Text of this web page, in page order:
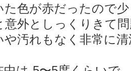
た色が赤だったので
意外としっくりきて
や汚れもなく非常に